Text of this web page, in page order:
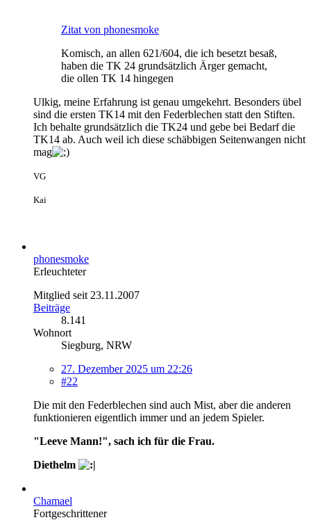
Zitat von phonesmoke
Komisch, an allen 621/604, die ich besetzt besaß,
haben die TK 24 grundsätzlich Ärger gemacht,
die ollen TK 14 hingegen
Ulkig, meine Erfahrung ist genau umgekehrt. Besonders übel
sind die ersten TK14 mit den Federblechen statt den Stiften.
Ich behalte grundsätzlich die TK24 und gebe bei Bedarf die
TK14 ab. Auch weil ich diese schäbbigen Seitenwangen nicht
mag
VG
Kai
phonesmoke
Erleuchteter
Mitglied seit 23.11.2007
Beiträge
8.141
Wohnort
Siegburg, NRW
27. Dezember 2025 um 22:26
#22
Die mit den Federblechen sind auch Mist, aber die anderen
funktionieren eigentlich immer und an jedem Spieler.
"Leeve Mann!", sach ich für die Frau.
Diethelm
Chamael
Fortgeschrittener